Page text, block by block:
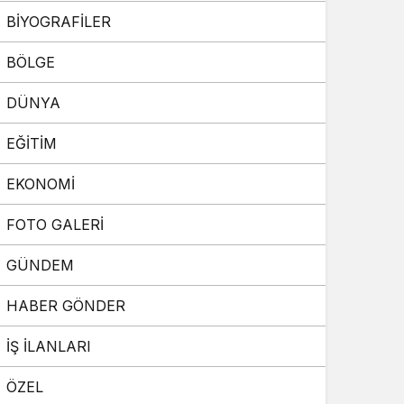
Sistem Modu
Sistem modunu seçin.
BİYOGRAFİLER
BÖLGE
DÜNYA
EĞİTİM
EKONOMİ
FOTO GALERİ
GÜNDEM
HABER GÖNDER
İŞ İLANLARI
ÖZEL